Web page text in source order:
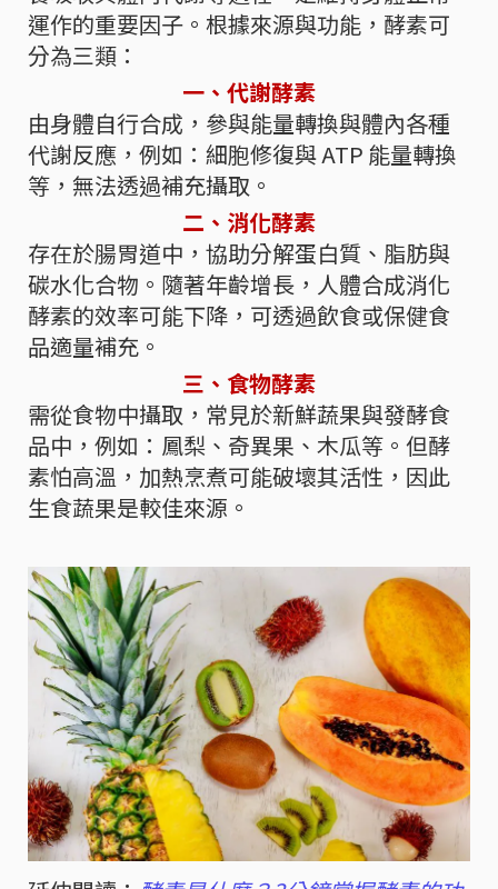
運作的重要因子。根據來源與功能，酵素可
分為三類：
一、代謝酵素
由身體自行合成，參與能量轉換與體內各種
代謝反應，例如：細胞修復與 ATP 能量轉換
等，無法透過補充攝取。
二、消化酵素
存在於腸胃道中，協助分解蛋白質、脂肪與
碳水化合物。隨著年齡增長，人體合成消化
酵素的效率可能下降，可透過飲食或保健食
品適量補充。
三、食物酵素
需從食物中攝取，常見於新鮮蔬果與發酵食
品中，例如：鳳梨、奇異果、木瓜等。但酵
素怕高溫，加熱烹煮可能破壞其活性，因此
生食蔬果是較佳來源。